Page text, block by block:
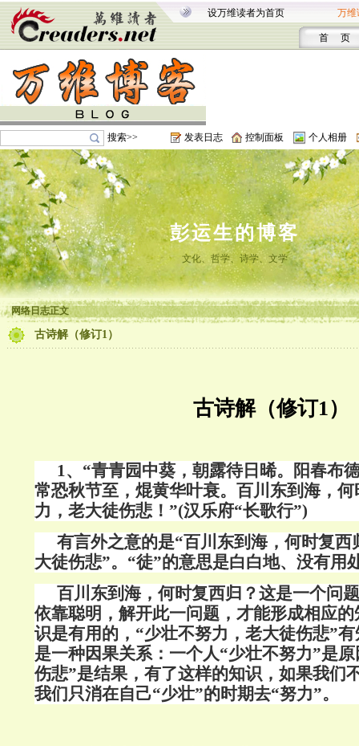
设万维读者为首页 万维
首 页
搜索>> 发表日志 控制面板 个人相册
彭运生的博客
文化、哲学、诗学、文学
网络日志正文
古诗解（修订1）
古诗解（修订1）
1、“青青园中葵，朝露待日晞。阳春布
常恐秋节至，焜黄华叶衰。百川东到海，
力，老大徒伤悲！”(汉乐府“长歌行”)
有言外之意的是“百川东到海，何时复西
大徒伤悲”。“徒”的意思是白白地、没有用
百川东到海，何时复西归？这是一个问
依靠聪明，解开此一问题，才能形成相应
识是有用的，“少壮不努力，老大徒伤悲”
是一种因果关系：一个人“少壮不努力”是
伤悲”是结果，有了这样的知识，如果我们
我们只消在自己“少壮”的时期去“努力”。